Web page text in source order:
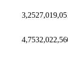
3,2527,019,0
4,7532,022,5